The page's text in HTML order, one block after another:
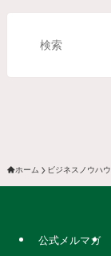
ホーム ビジネスノウハウ
公式メルマガ